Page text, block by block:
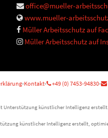
office@mueller-
www.mueller-
Müller Arbeitsschutz auf
Müller Arbeitsschutz auf
-Kontakt- +49 (0) 7453-94830-
Unterstützung künstlicher Intelligenz erstellt.
künstlicher Intelligenz erstellt,